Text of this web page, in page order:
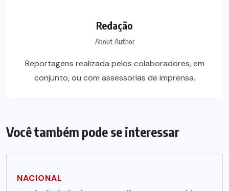
Redação
About Author
Reportagens realizada pelos colaboradores, em
conjunto, ou com assessorias de imprensa.
Você também pode se interessar
NACIONAL